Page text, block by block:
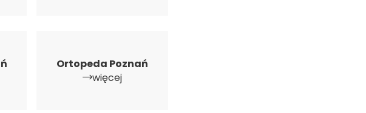
Ortopeda Poznań
więcej